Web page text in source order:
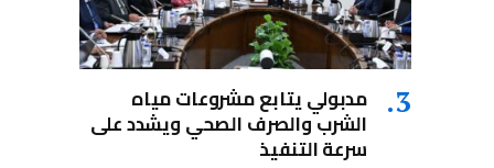
مدبولي يتابع مشروعات مياه
الشرب والصرف الصحي ويشدد على
سرعة التنفيذ